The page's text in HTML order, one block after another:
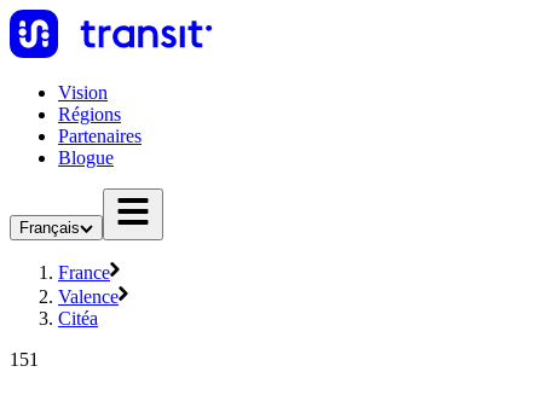
Vision
Régions
Partenaires
Blogue
Français
France
Valence
Citéa
151